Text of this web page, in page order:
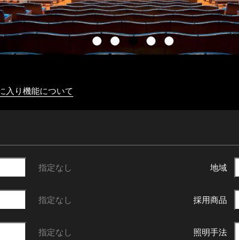
入り機能について
指定なし 地域
指定なし 採用商品
指定なし 照明手法